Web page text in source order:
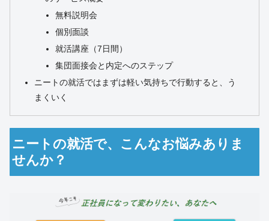
無料説明会
個別面談
就活講座（7日間）
集団面接会と内定へのステップ
ニートの就活ではまずは軽い気持ちで行動すると、う
まくいく
ニートの就活で、こんなお悩みありま
せんか？